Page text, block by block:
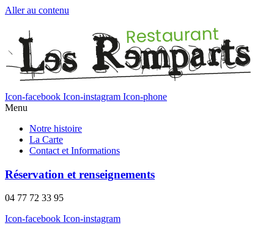
Aller au contenu
Icon-facebook Icon-instagram Icon-phone
Menu
Notre histoire
La Carte
Contact et Informations
Réservation et renseignements
04 77 72 33 95
Icon-facebook Icon-instagram